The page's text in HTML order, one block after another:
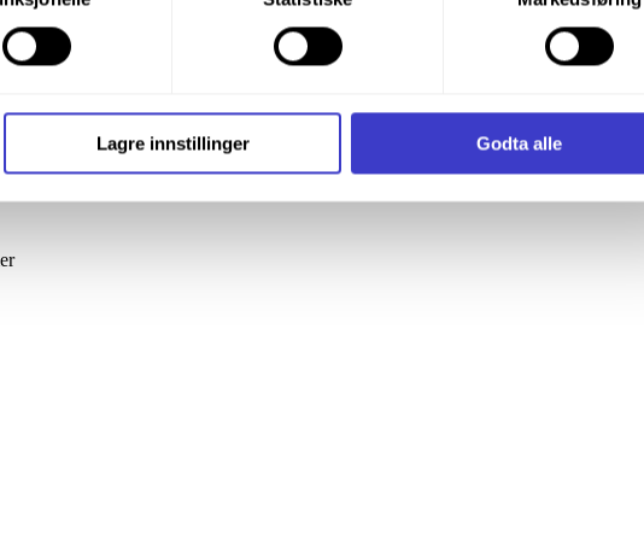
og deretter trykke «Lagre innstillingene».
og annen teknologi, og hvordan vi samler inn og behandler
(Cookies)
Lagre innstillinger Godta alle